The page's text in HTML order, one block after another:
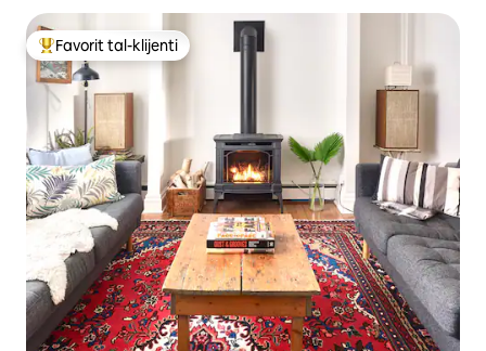
Wieħed mill-aqwa favoriti tal-klijenti
Favorit tal-klijenti